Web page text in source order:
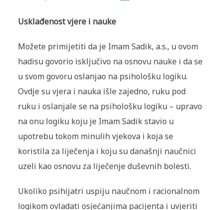
Usklađenost vjere i nauke
Možete primijetiti da je Imam Sadik, a.s., u ovom
hadisu govorio isključivo na osnovu nauke i da se
u svom govoru oslanjao na psihološku logiku.
Ovdje su vjera i nauka išle zajedno, ruku pod
ruku i oslanjale se na psihološku logiku – upravo
na onu logiku koju je Imam Sadik stavio u
upotrebu tokom minulih vjekova i koja se
koristila za liječenja i koju su današnji naučnici
uzeli kao osnovu za liječenje duševnih bolesti.
Ukoliko psihijatri uspiju naučnom i racionalnom
logikom ovladati osjećanjima pacijenta i uvjeriti